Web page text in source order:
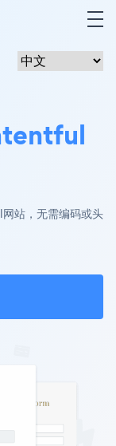
站，无需编码或头